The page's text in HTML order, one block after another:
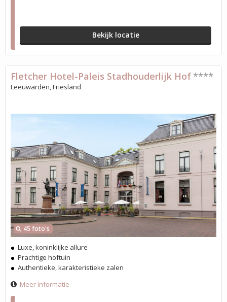
Bekijk locatie
45 foto's
Fletcher Hotel-Paleis Stadhouderlijk Hof ****
Leeuwarden, Friesland
Luxe, koninklijke allure
Prachtige hoftuin
Authentieke, karakteristieke zalen
Meer informatie